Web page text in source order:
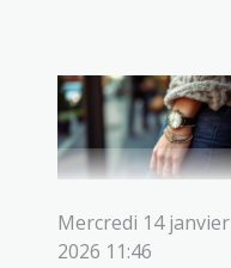
Mercredi 14 janvier
2026 11:46